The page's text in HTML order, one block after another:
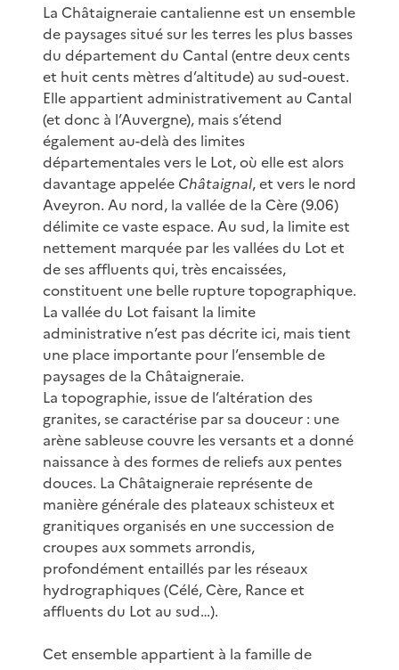
La Châtaigneraie cantalienne est un ensemble
de paysages situé sur les terres les plus basses
du département du Cantal (entre deux cents
et huit cents mètres d’altitude) au sud-ouest.
Elle appartient administrativement au Cantal
(et donc à l’Auvergne), mais s’étend
également au-delà des limites
départementales vers le Lot, où elle est alors
davantage appelée Châtaignal, et vers le nord
Aveyron. Au nord, la vallée de la Cère (9.06)
délimite ce vaste espace. Au sud, la limite est
nettement marquée par les vallées du Lot et
de ses affluents qui, très encaissées,
constituent une belle rupture topographique.
La vallée du Lot faisant la limite
administrative n’est pas décrite ici, mais tient
une place importante pour l’ensemble de
paysages de la Châtaigneraie.
La topographie, issue de l’altération des
granites, se caractérise par sa douceur : une
arène sableuse couvre les versants et a donné
naissance à des formes de reliefs aux pentes
douces. La Châtaigneraie représente de
manière générale des plateaux schisteux et
granitiques organisés en une succession de
croupes aux sommets arrondis,
profondément entaillés par les réseaux
hydrographiques (Célé, Cère, Rance et
affluents du Lot au sud…).
Cet ensemble appartient à la famille de